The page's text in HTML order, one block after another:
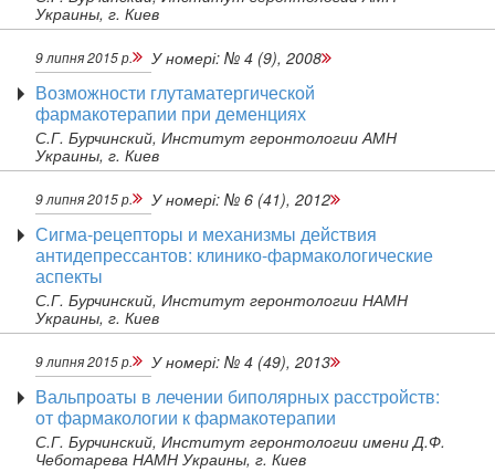
Украины, г. Киев
9 липня 2015 р. У номері: № 4 (9), 2008
Возможности глутаматергической
фармакотерапии при деменциях
С.Г. Бурчинский, Институт геронтологии АМН
Украины, г. Киев
9 липня 2015 р. У номері: № 6 (41), 2012
Сигма-рецепторы и механизмы действия
антидепрессантов: клинико-фармакологические
аспекты
С.Г. Бурчинский, Институт геронтологии НАМН
Украины, г. Киев
9 липня 2015 р. У номері: № 4 (49), 2013
Вальпроаты в лечении биполярных расстройств:
от фармакологии к фармакотерапии
С.Г. Бурчинский, Институт геронтологии имени Д.Ф.
Чеботарева НАМН Украины, г. Киев